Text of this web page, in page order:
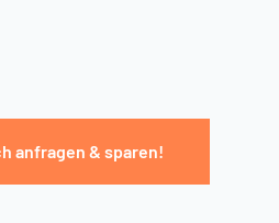
anfragen & sparen!